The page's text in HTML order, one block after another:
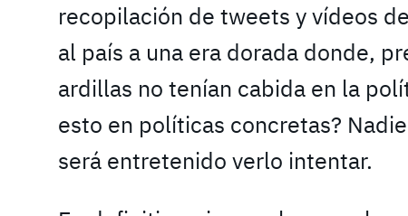
recopilación de tweets y vídeos
al país a una era dorada donde,
ardillas no tenían cabida en la
esto en políticas concretas?
será entretenido verlo intentar.